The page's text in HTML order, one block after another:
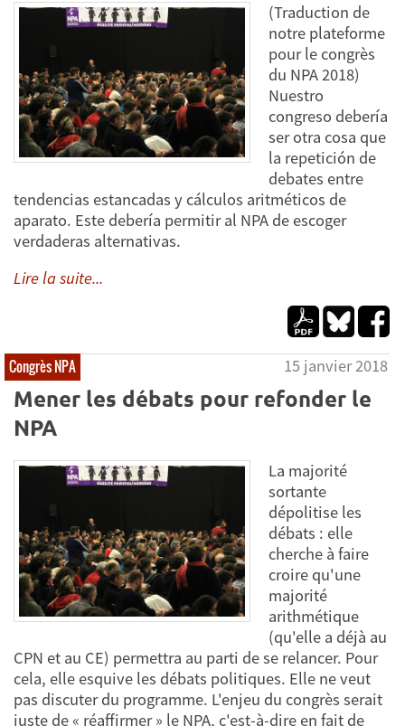
(Traduction de
notre plateforme
pour le congrès
du NPA 2018)
Nuestro
congreso debería
ser otra cosa que
la repetición de
debates entre
tendencias estancadas y cálculos aritméticos de
aparato. Este debería permitir al NPA de escoger
verdaderas alternativas.
Lire la suite...
Congrès NPA 15 janvier 2018
Mener les débats pour refonder le
NPA
La majorité
sortante
dépolitise les
débats : elle
cherche à faire
croire qu'une
majorité
arithmétique
(qu'elle a déjà au
CPN et au CE) permettra au parti de se relancer. Pour
cela, elle esquive les débats politiques. Elle ne veut
pas discuter du programme. L'enjeu du congrès serait
juste de « réaffirmer » le NPA, c'est-à-dire en fait de